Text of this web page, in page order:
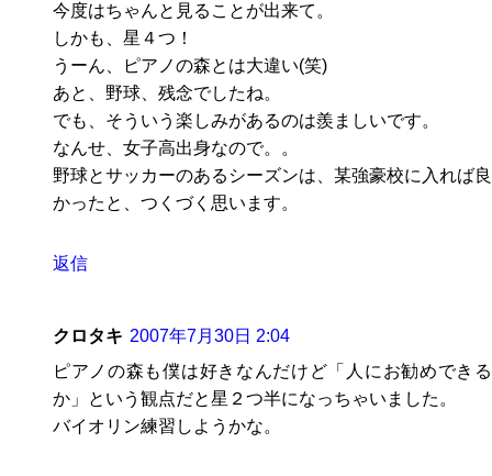
今度はちゃんと見ることが出来て。
しかも、星４つ！
うーん、ピアノの森とは大違い(笑)
あと、野球、残念でしたね。
でも、そういう楽しみがあるのは羨ましいです。
なんせ、女子高出身なので。。
野球とサッカーのあるシーズンは、某強豪校に入れば良
かったと、つくづく思います。
返信
クロタキ 2007年7月30日 2:04
ピアノの森も僕は好きなんだけど「人にお勧めできる
か」という観点だと星２つ半になっちゃいました。
バイオリン練習しようかな。